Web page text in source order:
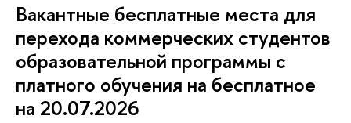
Вакантные бесплатные места для
перехода коммерческих студентов
образовательной программы с
платного обучения на бесплатное
на 20.07.2026